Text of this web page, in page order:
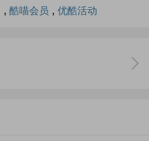
, 酷喵会员 , 优酷活动